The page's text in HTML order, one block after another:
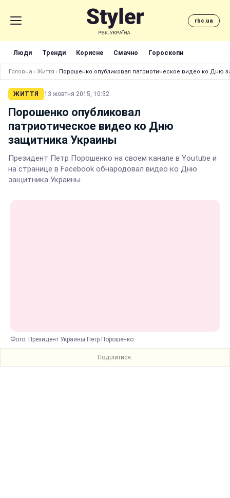
rbc.ua
Люди Тренди Корисне Смачно Гороскопи
Головна › Життя › Порошенко опубликовал патриотическое видео ко Дню
ЖИТТЯ 13 жовтня 2015, 10:52
Порошенко опубликовал
патриотическое видео ко Дню
защитника Украины
Президент Петр Порошенко на своем канале в Youtube и
на странице в Facebook обнародовал видео ко Дню
защитника Украины
Фото: Президент Украины Петр Порошенко
Поділитися: